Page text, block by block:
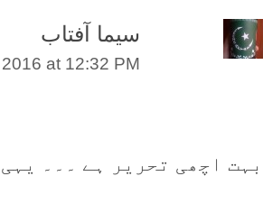
سیما آفتاب
at 12:32 PM
بہت اچھی تحریر ہے ۔۔۔